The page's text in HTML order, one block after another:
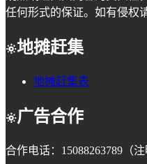
任何形式的保证。如有侵权
地摊赶集
地摊赶集表
广告合作
合作电话：15088263789（注